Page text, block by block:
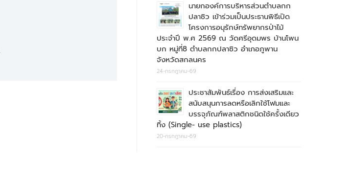
นายกองค์การบริหารส่วนตำบลกก
ปลาซิว เข้าร่วมเป็นประธานพิธีเปิด
โครงการอนุรักษ์ทรัพยากรป่าไม้
ประจำปี พ.ศ 2569 ณ วัดศรีอุดมพร บ้านโพน
บก หมู่ที่8 ตำบลกกปลาซิว อำเภอภูพาน
จังหวัดสกลนคร
24-กรกฎาคม-69
ประชาสัมพันธ์เรื่อง การส่งเสริมและ
สนับสนุนการลดหรือเลิกใช้โฟมและ
บรรจุภัณฑ์พลาสติกชนิดใช้ครั้งเดียว
ทิ้ง (Single- use plastics)
20-กรกฎาคม-69